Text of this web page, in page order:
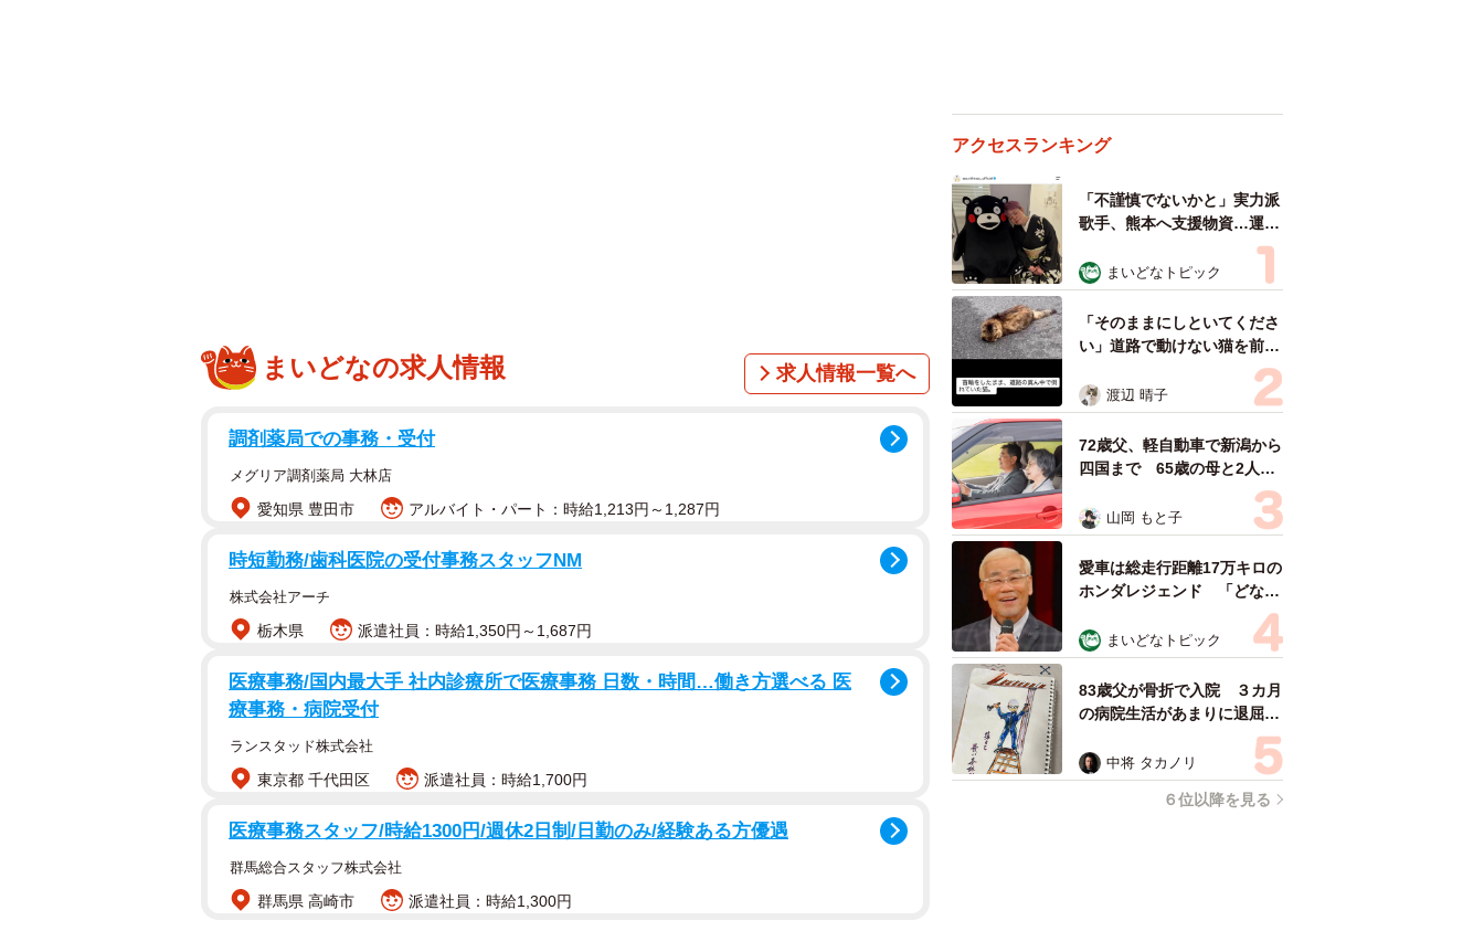
まいどなの求人情報 求人情報一覧へ
調剤薬局での事務・受付
メグリア調剤薬局 大林店
愛知県 豊田市 アルバイト・パート：時給1,213円～1,287円
時短勤務/歯科医院の受付事務スタッフNM
株式会社アーチ
栃木県 派遣社員：時給1,350円～1,687円
医療事務/国内最大手 社内診療所で医療事務 日数・時間…働き方選べる 医
療事務・病院受付
ランスタッド株式会社
東京都 千代田区 派遣社員：時給1,700円
医療事務スタッフ/時給1300円/週休2日制/日勤のみ/経験ある方優遇
群馬総合スタッフ株式会社
群馬県 高崎市 派遣社員：時給1,300円
アクセスランキング
「不謹慎でないかと」実力派
歌手、熊本へ支援物資…運搬
トラックの車体デザインにた
めらい 「痛いほど伝わる」
「行動され立派」
まいどなトピック
「そのままにしといてくださ
い」道路で動けない猫を前に
返された一言… 懸命に生き
ようとした4日間 「命の重
さはみんな同じ」保護団体代
表の訴え
渡辺 晴子
72歳父、軽自動車で新潟から
四国まで 65歳の母と2人で
3泊4日の旅 パーキングの休
憩まで分刻み… 「大学生で
も組まねえよ！」
山岡 もと子
愛車は総走行距離17万キロの
ホンダレジェンド 「どなた
か欲しい方が居たら」 大御
所漫才師が譲渡の意向
まいどなトピック
83歳父が骨折で入院 ３カ月
の病院生活があまりに退屈で
「画用紙と色鉛筆持ってこ
い！」→スケッチブックを見
た家族が仰天「これ、売れま
中将 タカノリ
６位以降を見る